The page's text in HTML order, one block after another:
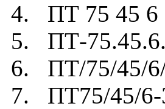
4. ПТ 75 45 6
5. ПТ-
6. ПТ/75/45/
7. ПТ75/45/6-